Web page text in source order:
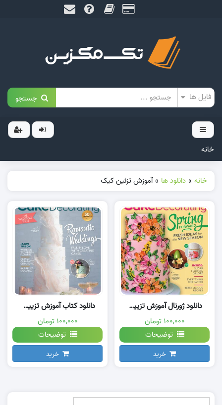
جستجو
خانه
خانه » دانلود ها » آموزش تزئین کیک
دانلود ژورنال آموزش تزیینات کیک
۱۰۰,۰۰۰ تومان
توضیحات
خرید
دانلود کتاب آموزش تزیین کیک خانگی
۱۰۰,۰۰۰ تومان
توضیحات
خرید